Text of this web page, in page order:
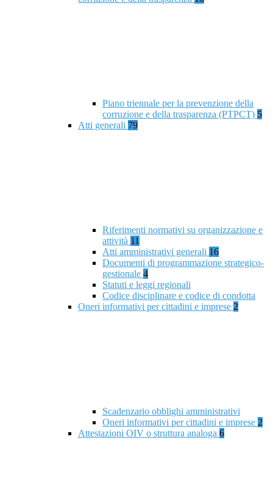
Piano triennale per la prevenzione della
corruzione e della trasparenza (PTPCT) 5
Atti generali 79
Riferimenti normativi su organizzazione e
attività 11
Atti amministrativi generali 16
Documenti di programmazione strategico-
gestionale 4
Statuti e leggi regionali
Codice disciplinare e codice di condotta
Oneri informativi per cittadini e imprese 2
Scadenzario obblighi amministrativi
Oneri informativi per cittadini e imprese 2
Attestazioni OIV o struttura analoga 6